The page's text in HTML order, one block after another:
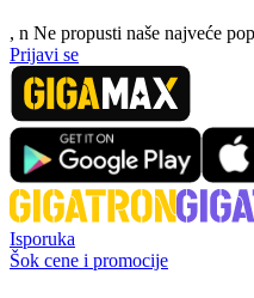
, n Ne propusti naše najveće
Prijavi se
Isporuka
Šok cene i promocije